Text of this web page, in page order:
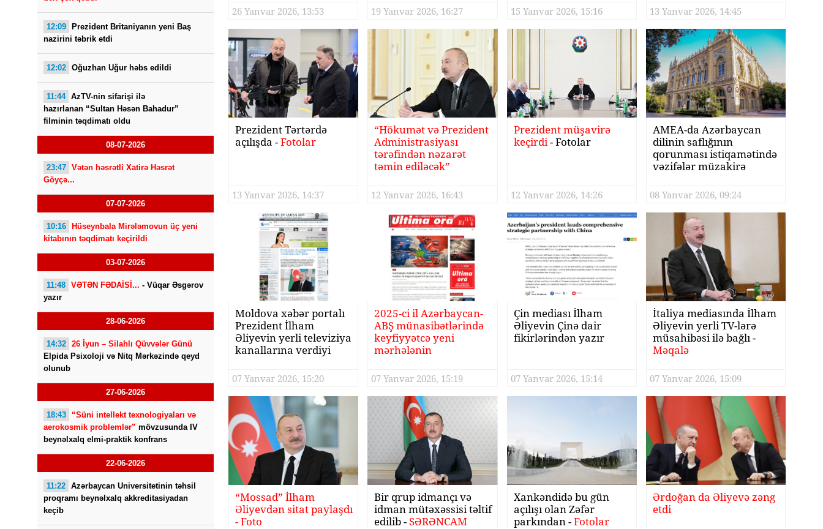
12:09
Prezident Britaniyanın yeni Baş
nazirini təbrik etdi
12:02 Oğuzhan Uğur həbs edildi
11:44 AzTV-nin sifarişi ilə
hazırlanan “Sultan Həsən Bahadur”
filminin təqdimatı oldu
08-07-2026
23:47 Vətən həsrətli Xatirə Həsrət
Göyçə...
07-07-2026
10:16
Hüseynbala Mirələmovun üç yeni
kitabının təqdimatı keçirildi
03-07-2026
11:48 VƏTƏN FƏDAİSİ... - Vüqar Əsgərov
yazır
28-06-2026
14:32 26 İyun – Silahlı Qüvvələr Günü
Elpida Psixoloji və Nitq Mərkəzində qeyd
olunub
27-06-2026
18:43
“Süni intellekt texnologiyaları və
aerokosmik problemlər” mövzusunda IV
beynəlxalq elmi-praktik konfrans
22-06-2026
11:22 Azərbaycan Universitetinin təhsil
proqramı beynəlxalq akkreditasiyadan
keçib
26 Yanvar 2026, 13:53 19 Yanvar 2026, 16:27 15 Yanvar 2026, 15:16 13 Yanvar 2026, 14:45
Prezident Tərtərdə
açılışda -Fotolar
13 Yanvar 2026, 14:37
“Hökumət və Prezident
Administrasiyası
tərəfindən nəzarət
təmin ediləcək”
12 Yanvar 2026, 16:43
Prezident müşavirə
keçirdi- Fotolar
12 Yanvar 2026, 14:26
AMEA-da Azərbaycan
dilinin saflığının
qorunması istiqamətində
vəzifələr müzakirə
08 Yanvar 2026, 09:24
Moldova xəbər portalı
Prezident İlham
Əliyevin yerli televiziya
kanallarına verdiyi
işıqlandırıb
07 Yanvar 2026, 15:20
2025-ci il Azərbaycan-
ABŞ münasibətlərində
keyfiyyətcə yeni
mərhələnin
07 Yanvar 2026, 15:19
Çin mediası İlham
Əliyevin Çinə dair
fikirlərindən yazır
07 Yanvar 2026, 15:14
İtaliya mediasında İlham
Əliyevin yerli TV-lərə
müsahibəsi ilə bağlı -
Məqalə
07 Yanvar 2026, 15:09
“Mossad” İlham
Əliyevdən sitat paylaşdı
- Foto
Bir qrup idmançı və
idman mütəxəssisi təltif
edilib -SƏRƏNCAM
Xankəndidə bu gün
açılışı olan Zəfər
parkından -Fotolar
Ərdoğan da Əliyevə zəng
etdi